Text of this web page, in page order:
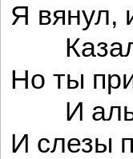
Я вянул,
Но ты
И алых
И слезы